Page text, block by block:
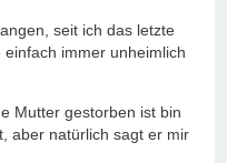
seit ich das letzte
immer unheimlich
Mutter gestorben ist bin
aber natürlich sagt er mir